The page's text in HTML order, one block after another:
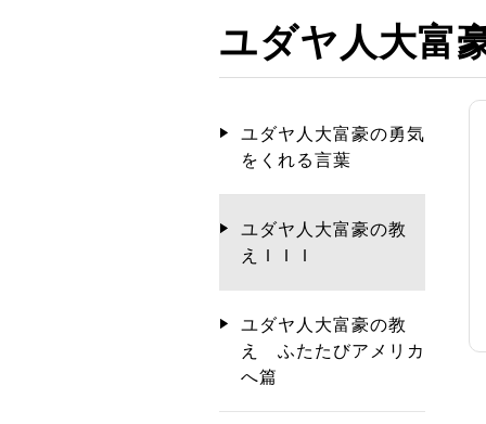
ユダヤ人大富
ユダヤ人大富豪の勇気
をくれる言葉
ユダヤ人大富豪の教
えＩＩＩ
ユダヤ人大富豪の教
え ふたたびアメリカ
へ篇